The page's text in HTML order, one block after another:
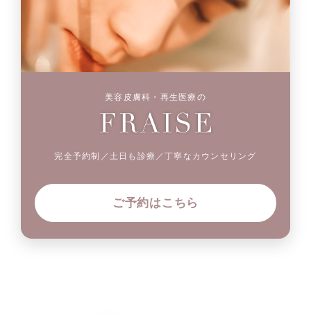
美容皮膚科・再生医療の
完全予約制／土日も診療／丁寧なカウンセリング
ご予約はこちら